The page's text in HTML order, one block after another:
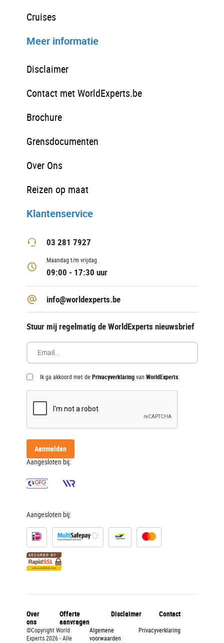
Cruises
Meer informatie
Disclaimer
Contact met WorldExperts.be
Brochure
Grensdocumenten
Over Ons
Reizen op maat
Klantenservice
03 281 7927
Maandag t/m vrijdag
09:00 - 17:30 uur
info@worldexperts.be
Stuur mij regelmatig de WorldExperts nieuwsbrief
Ik ga akkoord met dePrivacyverklaringvan WorldExperts.
Aanmelden
Aangesloten bij:
Aangesloten bij:
Over
ons
Offerte
aanvragen
Disclaimer Contact
©Copyright World
Experts 2026 - Alle
Algemene
voorwaarden
Privacyverklaring